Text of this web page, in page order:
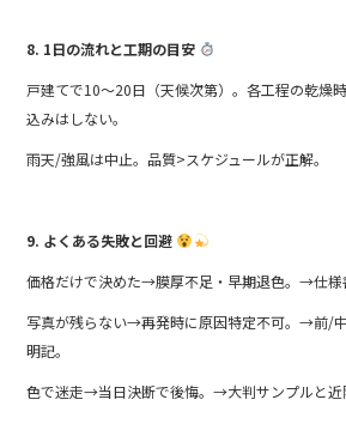
8. 1日の流れと工期の目安
戸建てで10〜20日（天候次第）。各工程の乾燥
込みはしない。
雨天/強風は中止。品質>スケジュールが正解。
9. よくある失敗と回避
価格だけで決めた→膜厚不足・早期退色。→仕様
写真が残らない→再発時に原因特定不可。→前/
明記。
色で迷走→当日決断で後悔。→大判サンプルと近